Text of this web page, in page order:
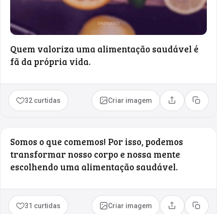
Quem valoriza uma alimentação saudável é
fã da própria vida.
32 curtidas Criar imagem Compartilhar
Copiar
Somos o que comemos! Por isso, podemos
transformar nosso corpo e nossa mente
escolhendo uma alimentação saudável.
31 curtidas Criar imagem Compartilhar
Copiar